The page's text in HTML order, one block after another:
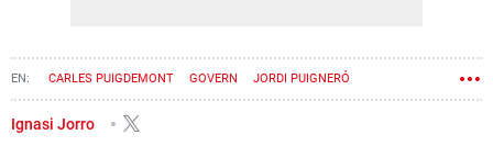
CARLES PUIGDEMONT GOVERN JORDI PUIGNERÓ
Ignasi Jorro